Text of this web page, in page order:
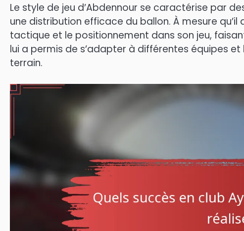
Le style de jeu d’Abdennour se caractérise par
une distribution efficace du ballon. À mesure
tactique et le positionnement dans son jeu,
lui a permis de s’adapter à différentes équipes
terrain.